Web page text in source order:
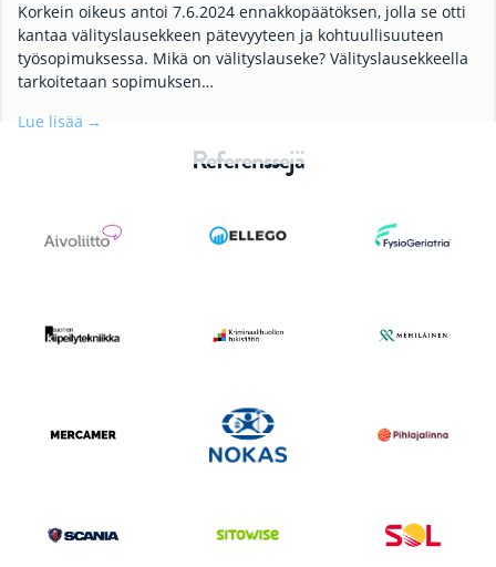
Korkein oikeus antoi 7.6.2024 ennakkopäätöksen, jolla se otti
kantaa välityslausekkeen pätevyyteen ja kohtuullisuuteen
työsopimuksessa. Mikä on välityslauseke? Välityslausekkeella
tarkoitetaan sopimuksen…
Lue lisää
Referenssejä